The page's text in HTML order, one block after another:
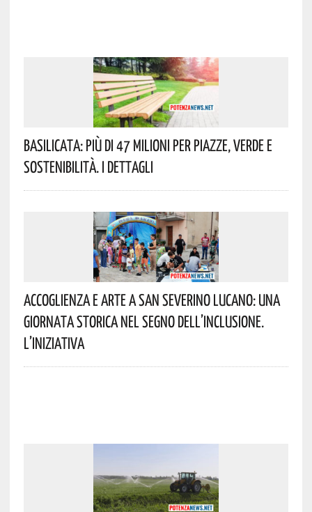
Basilicata: Più Di 47 Milioni Per Piazze, Verde E
Sostenibilità. I Dettagli
Accoglienza E Arte A San Severino Lucano: Una
Giornata Storica Nel Segno Dell’inclusione.
L’iniziativa